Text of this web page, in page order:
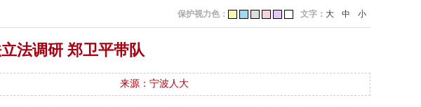
文字： 大 中 小
保护视力色：
法调研 郑卫平带队
来源：宁波人大